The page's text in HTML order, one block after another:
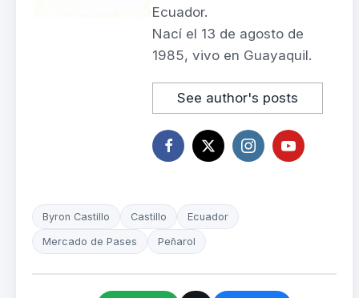
Ecuador.
Nací el 13 de agosto de
1985, vivo en Guayaquil.
See author's posts
Byron Castillo Castillo Ecuador
Mercado de Pases Peñarol